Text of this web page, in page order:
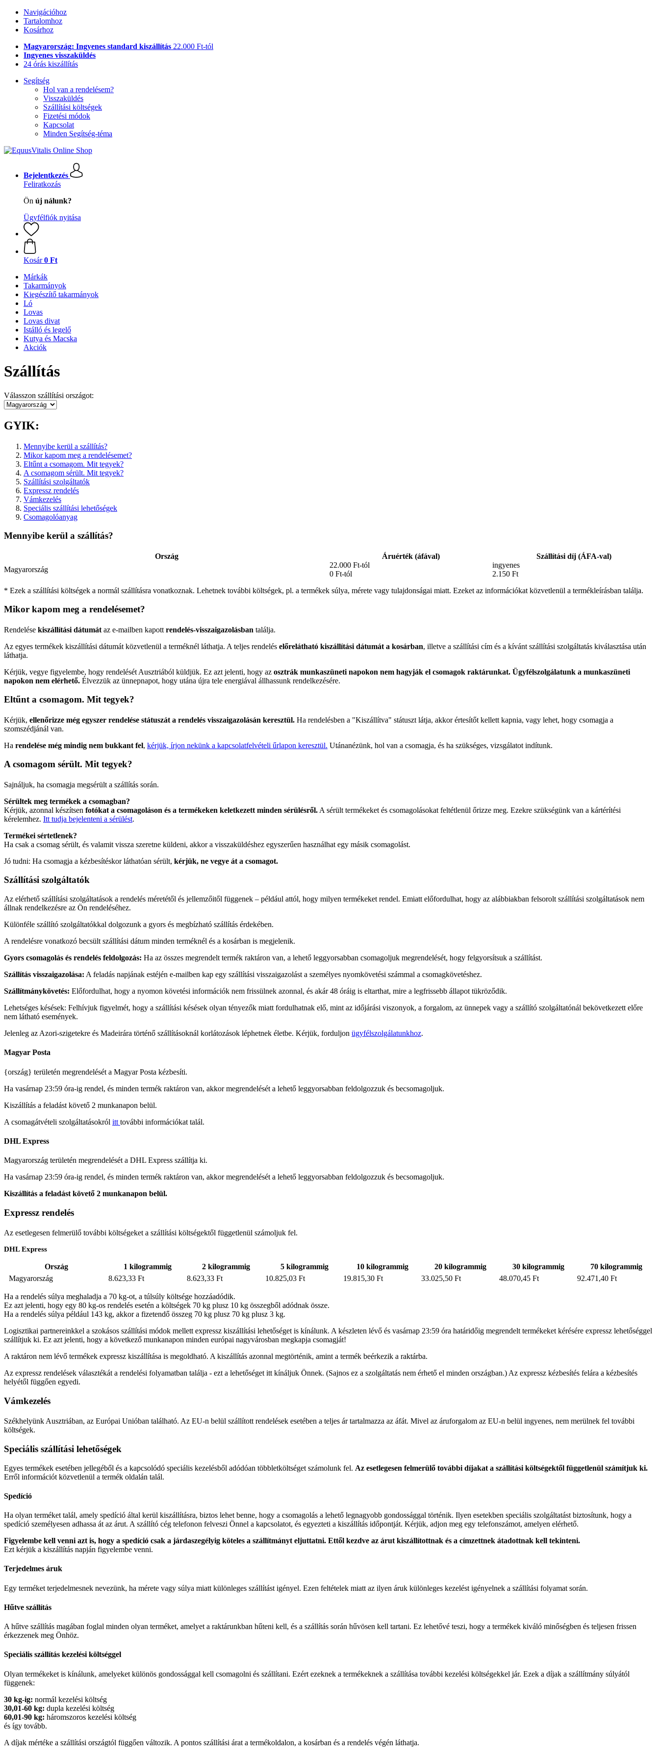
Navigációhoz
Tartalomhoz
Kosárhoz
Magyarország: Ingyenes standard kiszállítás 22.000 Ft-tól
Ingyenes visszaküldés
24 órás kiszállítás
Segítség
Hol van a rendelésem?
Visszaküldés
Szállítási költségek
Fizetési módok
Kapcsolat
Minden Segítség-téma
Bejelentkezés
Feliratkozás
Ön új nálunk?
Ügyfélfiók nyitása
Kosár 0 Ft
Márkák
Takarmányok
Kiegészítő takarmányok
Ló
Lovas
Lovas divat
Istálló és legelő
Kutya és Macska
Akciók
Szállítás
Válasszon szállítási országot:
GYIK:
Mennyibe kerül a szállítás?
Mikor kapom meg a rendelésemet?
Eltűnt a csomagom. Mit tegyek?
A csomagom sérült. Mit tegyek?
Szállítási szolgáltatók
Expressz rendelés
Vámkezelés
Speciális szállítási lehetőségek
Csomagolóanyag
Mennyibe kerül a szállítás?
Ország Áruérték (áfával)
Szállítási díj (ÁFA-val)
Magyarország
22.000 Ft-tól
ingyenes
0 Ft-tól
2.150 Ft
* Ezek a szállítási költségek a normál szállításra vonatkoznak. Lehetnek további költségek, pl. a termékek súlya, mérete vagy tulajdonságai miatt. Ezeket az információkat közvetlenül a termékleírásban találja.
Mikor kapom meg a rendelésemet?
Rendelése kiszállítási dátumát az e-mailben kapott rendelés-visszaigazolásban találja.
Az egyes termékek kiszállítási dátumát közvetlenül a terméknél láthatja. A teljes rendelés előrelátható kiszállítási dátumát a kosárban, illetve a szállítási cím és a kívánt szállítási szolgáltatás kiválasztása után
láthatja.
Kérjük, vegye figyelembe, hogy rendelését Ausztriából küldjük. Ez azt jelenti, hogy az osztrák munkaszüneti napokon nem hagyják el csomagok raktárunkat. Ügyfélszolgálatunk a munkaszüneti
napokon nem elérhető. Élvezzük az ünnepnapot, hogy utána újra tele energiával állhassunk rendelkezésére.
Eltűnt a csomagom. Mit tegyek?
Kérjük, ellenőrizze még egyszer rendelése státuszát a rendelés visszaigazolásán keresztül. Ha rendelésben a "Kiszállítva" státuszt látja, akkor értesítőt kellett kapnia, vagy lehet, hogy csomagja a
szomszédjánál van.
Ha rendelése még mindig nem bukkant fel, kérjük, írjon nekünk a kapcsolatfelvételi űrlapon keresztül. Utánanézünk, hol van a csomagja, és ha szükséges, vizsgálatot indítunk.
A csomagom sérült. Mit tegyek?
Sajnáljuk, ha csomagja megsérült a szállítás során.
Sérültek meg termékek a csomagban?
Kérjük, azonnal készítsen fotókat a csomagoláson és a termékeken keletkezett minden sérülésről. A sérült termékeket és csomagolásokat feltétlenül őrizze meg. Ezekre szükségünk van a kártérítési
kérelemhez. Itt tudja bejelenteni a sérülést.
Termékei sértetlenek?
Ha csak a csomag sérült, és valamit vissza szeretne küldeni, akkor a visszaküldéshez egyszerűen használhat egy másik csomagolást.
Jó tudni: Ha csomagja a kézbesítéskor láthatóan sérült, kérjük, ne vegye át a csomagot.
Szállítási szolgáltatók
Az elérhető szállítási szolgáltatások a rendelés méretétől és jellemzőitől függenek – például attól, hogy milyen termékeket rendel. Emiatt előfordulhat, hogy az alábbiakban felsorolt ​​szállítási szolgáltatások nem
állnak rendelkezésre az Ön rendeléséhez.
Különféle szállító szolgáltatókkal dolgozunk a gyors és megbízható szállítás érdekében.
A rendelésre vonatkozó becsült szállítási dátum minden terméknél és a kosárban is megjelenik.
Gyors csomagolás és rendelés feldolgozás: Ha az összes megrendelt termék raktáron van, a lehető leggyorsabban csomagoljuk megrendelését, hogy felgyorsítsuk a szállítást.
Szállítás visszaigazolása: A feladás napjának estéjén e-mailben kap egy szállítási visszaigazolást a személyes nyomkövetési számmal a csomagkövetéshez.
Szállítmánykövetés: Előfordulhat, hogy a nyomon követési információk nem frissülnek azonnal, és akár 48 óráig is eltarthat, mire a legfrissebb állapot tükröződik.
Lehetséges késések: Felhívjuk figyelmét, hogy a szállítási késések olyan tényezők miatt fordulhatnak elő, mint az időjárási viszonyok, a forgalom, az ünnepek vagy a szállító szolgáltatónál bekövetkezett előre
nem látható események.
Jelenleg az Azori-szigetekre és Madeirára történő szállításoknál korlátozások léphetnek életbe. Kérjük, forduljon ügyfélszolgálatunkhoz.
Magyar Posta
{ország} területén megrendelését a Magyar Posta kézbesíti.
Ha vasárnap 23:59 óra-ig rendel, és minden termék raktáron van, akkor megrendelését a lehető leggyorsabban feldolgozzuk és becsomagoljuk.
Kiszállítás a feladást követő 2 munkanapon belül.
A csomagátvételi szolgáltatásokról itt további információkat talál.
DHL Express
Magyarország területén megrendelését a DHL Express szállítja ki.
Ha vasárnap 23:59 óra-ig rendel, és minden termék raktáron van, akkor megrendelését a lehető leggyorsabban feldolgozzuk és becsomagoljuk.
Kiszállítás a feladást követő 2 munkanapon belül.
Expressz rendelés
Az esetlegesen felmerülő további költségeket a szállítási költségektől függetlenül számoljuk fel.
DHL Express
Ország 1 kilogrammig 2 kilogrammig 5 kilogrammig 10 kilogrammig 20 kilogrammig 30 kilogrammig
70 kilogrammig
Magyarország
8.623,33 Ft 8.623,33 Ft 10.825,03 Ft 19.815,30 Ft 33.025,50 Ft 48.070,45 Ft 92.471,40 Ft
Ha a rendelés súlya meghaladja a 70 kg-ot, a túlsúly költsége hozzáadódik.
Ez azt jelenti, hogy egy 80 kg-os rendelés esetén a költségek 70 kg plusz 10 kg összegből adódnak össze.
Ha a rendelés súlya például 143 kg, akkor a fizetendő összeg 70 kg plusz 70 kg plusz 3 kg.
Logisztikai partnereinkkel a szokásos szállítási módok mellett expressz kiszállítási lehetőséget is kínálunk. A készleten lévő és vasárnap 23:59 óra határidőig megrendelt termékeket kérésére expressz lehetőséggel
szállítjuk ki. Ez azt jelenti, hogy a következő munkanapon minden európai nagyvárosban megkapja csomagját!
A raktáron nem lévő termékek expressz kiszállítása is megoldható. A kiszállítás azonnal megtörténik, amint a termék beérkezik a raktárba.
Az expressz rendelések választékát a rendelési folyamatban találja - ezt a lehetőséget itt kínáljuk Önnek. (Sajnos ez a szolgáltatás nem érhető el minden országban.) Az expressz kézbesítés felára a kézbesítés
helyétől függően egyedi.
Vámkezelés
Székhelyünk Ausztriában, az Európai Unióban található. Az EU-n belül szállított rendelések esetében a teljes ár tartalmazza az áfát. Mivel az áruforgalom az EU-n belül ingyenes, nem merülnek fel további
költségek.
Speciális szállítási lehetőségek
Egyes termékek esetében jellegéből és a kapcsolódó speciális kezelésből adódóan többletköltséget számolunk fel. Az esetlegesen felmerülő további díjakat a szállítási költségektől függetlenül számítjuk ki.
Erről információt közvetlenül a termék oldalán talál.
Spedíció
Ha olyan terméket talál, amely spedíció által kerül kiszállításra, biztos lehet benne, hogy a csomagolás a lehető legnagyobb gondossággal történik. Ilyen esetekben speciális szolgáltatást biztosítunk, hogy a
spedíció személyesen adhassa át az árut. A szállító cég telefonon felveszi Önnel a kapcsolatot, és egyezteti a kiszállítás időpontját. Kérjük, adjon meg egy telefonszámot, amelyen elérhető.
Figyelembe kell venni azt is, hogy a spedíció csak a járdaszegélyig köteles a szállítmányt eljuttatni. Ettől kezdve az árut kiszállítottnak és a címzettnek átadottnak kell tekinteni.
Ezt kérjük a kiszállítás napján figyelembe venni.
Terjedelmes áruk
Egy terméket terjedelmesnek nevezünk, ha mérete vagy súlya miatt különleges szállítást igényel. Ezen feltételek miatt az ilyen áruk különleges kezelést igényelnek a szállítási folyamat során.
Hűtve szállítás
A hűtve szállítás magában foglal minden olyan terméket, amelyet a raktárunkban hűteni kell, és a szállítás során hűvösen kell tartani. Ez lehetővé teszi, hogy a termékek kiváló minőségben és teljesen frissen
érkezzenek meg Önhöz.
Speciális szállítás kezelési költséggel
Olyan termékeket is kínálunk, amelyeket különös gondossággal kell csomagolni és szállítani. Ezért ezeknek a termékeknek a szállítása további kezelési költségekkel jár. Ezek a díjak a szállítmány súlyától
függenek:
30 kg-ig: normál kezelési költség
30,01-60 kg: dupla kezelési költség
60,01-90 kg: háromszoros kezelési költség
és így tovább.
A díjak mértéke a szállítási országtól függően változik. A pontos szállítási árat a termékoldalon, a kosárban és a rendelés végén láthatja.